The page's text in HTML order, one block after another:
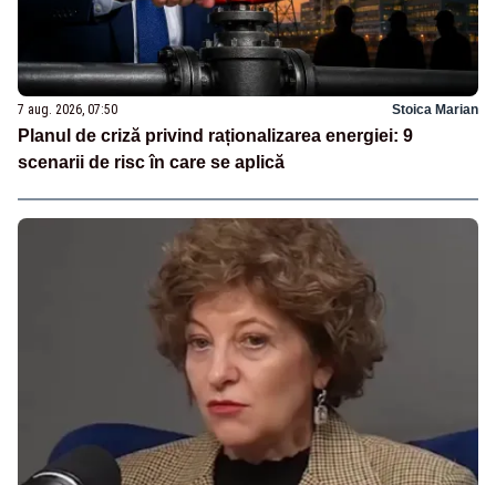
7 aug. 2026, 07:50 Stoica Marian
Planul de criză privind raționalizarea energiei: 9
scenarii de risc în care se aplică